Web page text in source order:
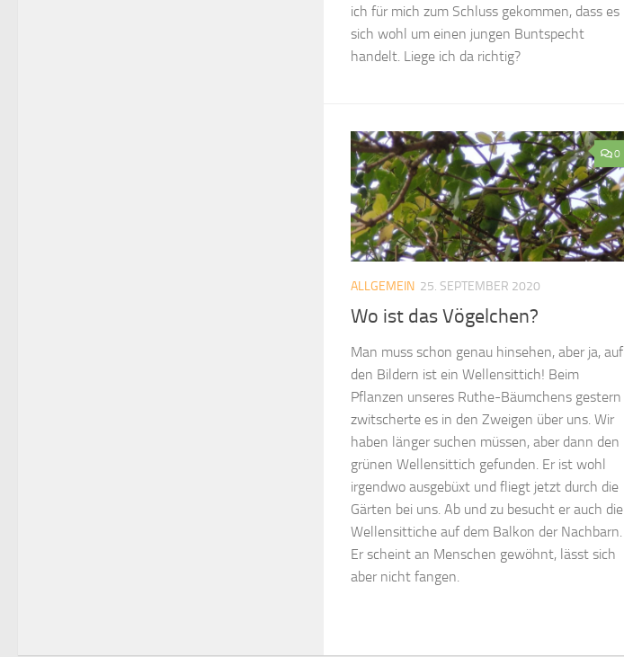
ich für mich zum Schluss gekommen, dass es
sich wohl um einen jungen Buntspecht
handelt. Liege ich da richtig?
0
ALLGEMEIN 25. SEPTEMBER 2020
Wo ist das Vögelchen?
Man muss schon genau hinsehen, aber ja, auf
den Bildern ist ein Wellensittich! Beim
Pflanzen unseres Ruthe-Bäumchens gestern
zwitscherte es in den Zweigen über uns. Wir
haben länger suchen müssen, aber dann den
grünen Wellensittich gefunden. Er ist wohl
irgendwo ausgebüxt und fliegt jetzt durch die
Gärten bei uns. Ab und zu besucht er auch die
Wellensittiche auf dem Balkon der Nachbarn.
Er scheint an Menschen gewöhnt, lässt sich
aber nicht fangen.